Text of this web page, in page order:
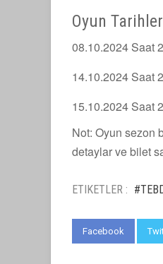
Oyun
08.10.2024 Saat
14.10.2024 Saat
15.10.2024 Saat
Not: Oyun sezon
detaylar ve bilet
ETIKETLER :
Facebook